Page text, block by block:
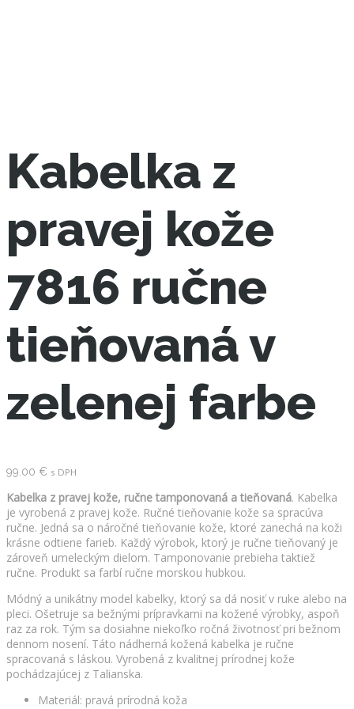
Kabelka z
pravej kože
7816 ručne
tieňovaná v
zelenej farbe
99.00 € s DPH
Kabelka z pravej kože, ručne tamponovaná a tieňovaná. Kabelka
je vyrobená z pravej kože. Ručné tieňovanie kože sa spracúva
ručne. Jedná sa o náročné tieňovanie kože, ktoré zanechá na koži
krásne odtiene farieb. Každý výrobok, ktorý je ručne tieňovaný je
zároveň umeleckým dielom. Tamponovanie prebieha taktiež
ručne. Produkt sa farbí ručne morskou hubkou.
Módný a unikátny model kabelky, ktorý sa dá nosiť v ruke alebo na
pleci. Ošetruje sa bežnými prípravkami na kožené výrobky, aspoň
raz za rok. Tým sa dosiahne niekoľko ročná životnosť pri bežnom
dennom nosení. Táto nádherná kožená kabelka je ručne
spracovaná s láskou. Vyrobená z kvalitnej prírodnej kože
pochádzajúcej z Talianska.
Materiál: pravá prírodná koža